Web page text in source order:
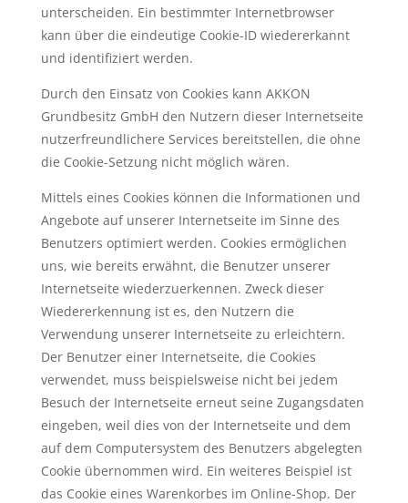
unterscheiden. Ein bestimmter Internetbrowser
kann über die eindeutige Cookie-ID wiedererkannt
und identifiziert werden.
Durch den Einsatz von Cookies kann AKKON
Grundbesitz GmbH den Nutzern dieser Internetseite
nutzerfreundlichere Services bereitstellen, die ohne
die Cookie-Setzung nicht möglich wären.
Mittels eines Cookies können die Informationen und
Angebote auf unserer Internetseite im Sinne des
Benutzers optimiert werden. Cookies ermöglichen
uns, wie bereits erwähnt, die Benutzer unserer
Internetseite wiederzuerkennen. Zweck dieser
Wiedererkennung ist es, den Nutzern die
Verwendung unserer Internetseite zu erleichtern.
Der Benutzer einer Internetseite, die Cookies
verwendet, muss beispielsweise nicht bei jedem
Besuch der Internetseite erneut seine Zugangsdaten
eingeben, weil dies von der Internetseite und dem
auf dem Computersystem des Benutzers abgelegten
Cookie übernommen wird. Ein weiteres Beispiel ist
das Cookie eines Warenkorbes im Online-Shop. Der